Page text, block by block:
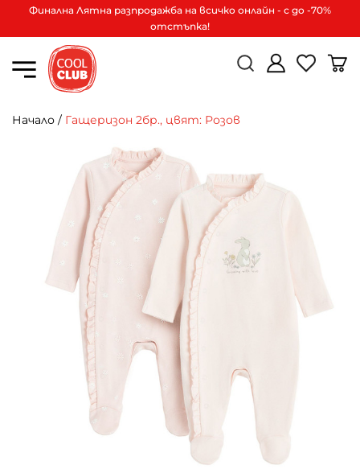
Финална Лятна разпродажба на всичко онлайн - с до -70%
отстъпка!
Начало / Гащеризон 2бр., цвят: Розов